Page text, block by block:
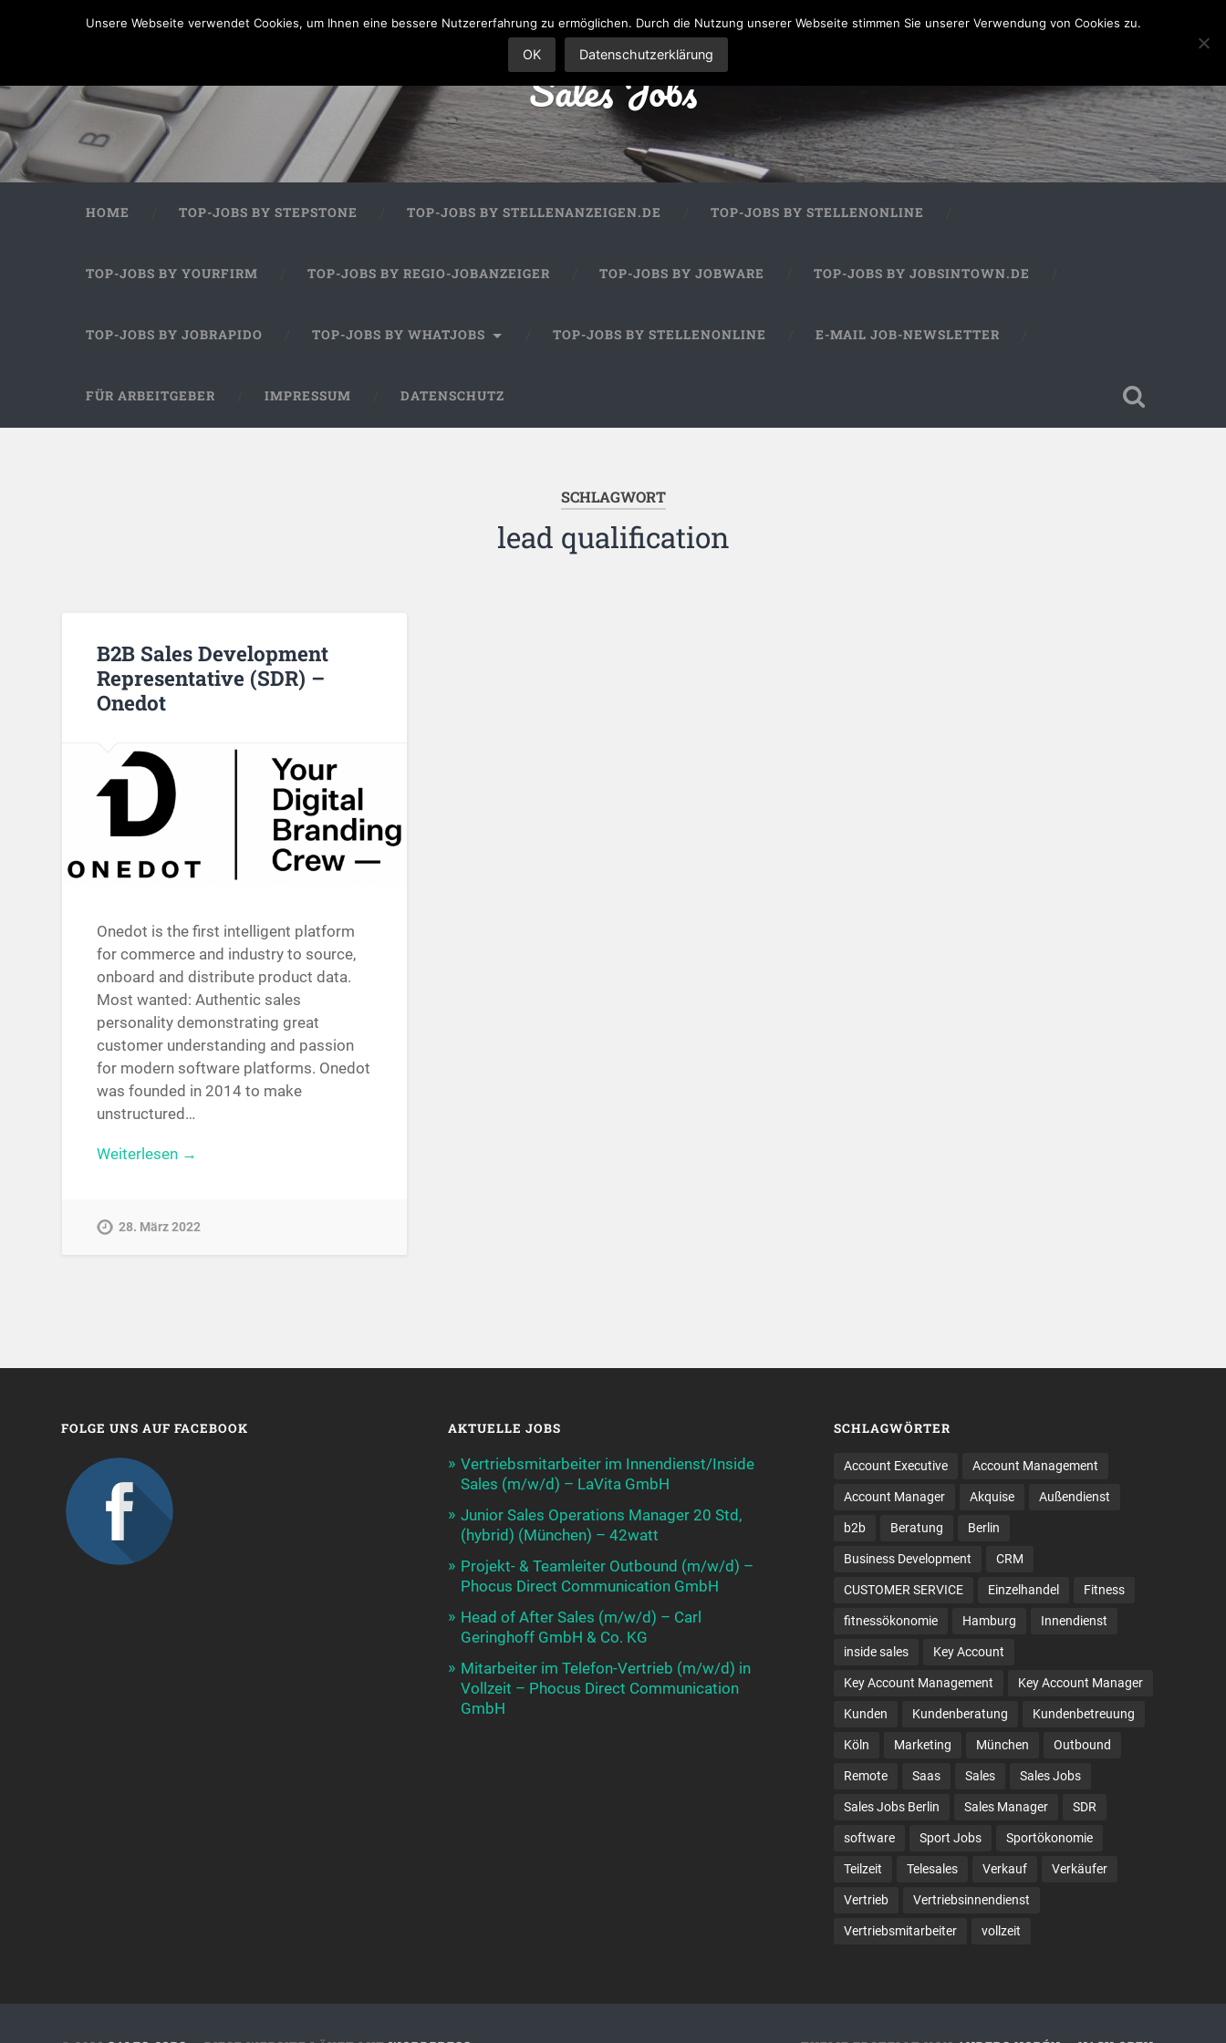
Sales Jobs
HOME TOP-JOBS BY STEPSTONE TOP-JOBS BY STELLENANZEIGEN.DE TOP-JOBS BY STELLENONLINE
TOP-JOBS BY YOURFIRM TOP-JOBS BY REGIO-JOBANZEIGER TOP-JOBS BY JOBWARE TOP-JOBS BY JOBSINTOWN.DE
TOP-JOBS BY JOBRAPIDO TOP-JOBS BY WHATJOBS TOP-JOBS BY STELLENONLINE E-MAIL JOB-NEWSLETTER
FÜR ARBEITGEBER IMPRESSUM DATENSCHUTZ
SCHLAGWORT
lead qualification
B2B Sales Development
Representative (SDR) –
Onedot
Onedot is the first intelligent platform
for commerce and industry to source,
onboard and distribute product data.
Most wanted: Authentic sales
personality demonstrating great
customer understanding and passion
for modern software platforms. Onedot
was founded in 2014 to make
unstructured…
Weiterlesen →
28. März 2022
FOLGE UNS AUF FACEBOOK AKTUELLE JOBS
Vertriebsmitarbeiter im Innendienst/Inside
Sales (m/w/d) – LaVita GmbH
Junior Sales Operations Manager 20 Std,
(hybrid) (München) – 42watt
Projekt- & Teamleiter Outbound (m/w/d) –
Phocus Direct Communication GmbH
Head of After Sales (m/w/d) – Carl
Geringhoff GmbH & Co. KG
Mitarbeiter im Telefon-Vertrieb (m/w/d) in
Vollzeit – Phocus Direct Communication
GmbH
SCHLAGWÖRTER
Account Executive Account Management
Account Manager Akquise Außendienst
b2b Beratung Berlin
Business Development CRM
CUSTOMER SERVICE Einzelhandel Fitness
fitnessökonomie Hamburg Innendienst
inside sales Key Account
Key Account Management Key Account Manager
Kunden Kundenberatung Kundenbetreuung
Köln Marketing München Outbound
Remote Saas Sales Sales Jobs
Sales Jobs Berlin Sales Manager SDR
software Sport Jobs Sportökonomie
Teilzeit Telesales Verkauf Verkäufer
Vertrieb Vertriebsinnendienst
Vertriebsmitarbeiter vollzeit
Unsere Webseite verwendet Cookies, um Ihnen eine bessere Nutzererfahrung zu ermöglichen. Durch die Nutzung unserer Webseite stimmen Sie unserer Verwendung von Cookies zu.
OK Datenschutzerklärung